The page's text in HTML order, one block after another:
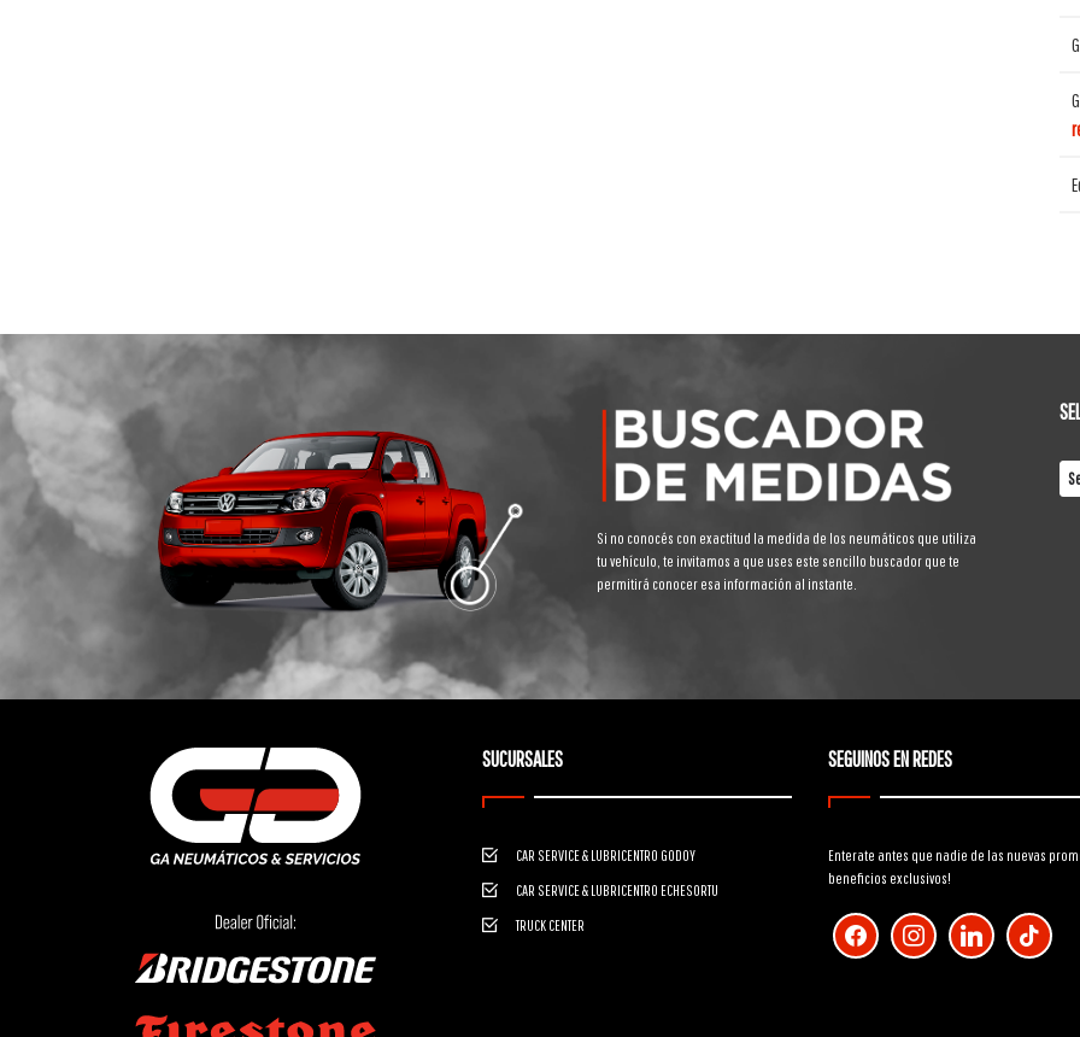
Si no conocés con exactitud la medida de los neumáticos que utiliza
tu vehículo, te invitamos a que uses este sencillo buscador que te
permitirá conocer esa información al instante.
SUCURSALES
CAR SERVICE & LUBRICENTRO GODOY
CAR SERVICE & LUBRICENTRO ECHESORTU
TRUCK CENTER
SEGUINOS EN REDES
Enterate antes que nadie de las nuevas
beneficios exclusivos!
facebook instagram linkedin tiktok